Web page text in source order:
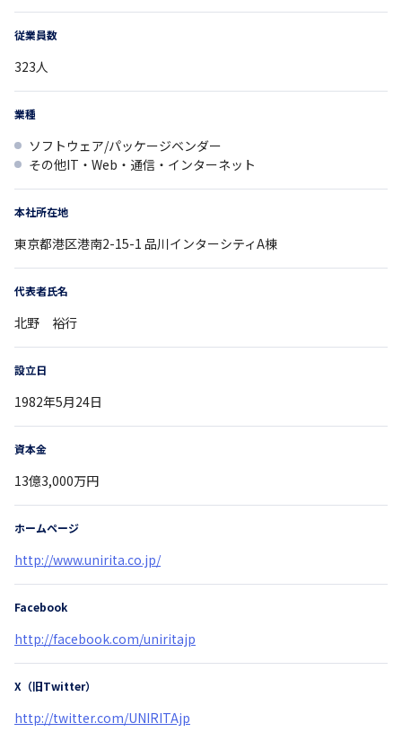
従業員数
323人
業種
ソフトウェア/パッケージベンダー
その他IT・Web・通信・インターネット
本社所在地
東京都港区港南2-15-1 品川インターシティA棟
代表者氏名
北野 裕行
設立日
1982年5月24日
資本金
13億3,000万円
ホームページ
http://www.unirita.co.jp/
Facebook
http://facebook.com/uniritajp
X（旧Twitter）
http://twitter.com/UNIRITAjp